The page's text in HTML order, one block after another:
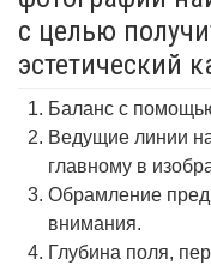
с целью
эстетический
Баланс с
Ведущие линии
главному в
Обрамление
внимания.
Глубина поля,